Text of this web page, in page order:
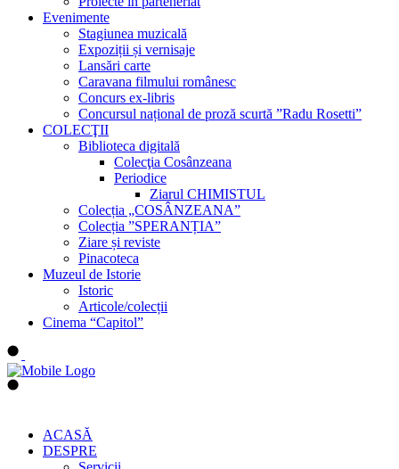
Evenimente
Stagiunea muzicală
Expoziții și vernisaje
Lansări carte
Caravana filmului românesc
Concurs ex-libris
Concursul național de proză scurtă ”Radu Rosetti”
COLECŢII
Biblioteca digitală
Colecţia Cosânzeana
Periodice
Ziarul CHIMISTUL
Colecția „COSÂNZEANA”
Colecția ”SPERANȚIA”
Ziare și reviste
Pinacoteca
Muzeul de Istorie
Istoric
Articole/colecții
Cinema “Capitol”
ACASĂ
DESPRE